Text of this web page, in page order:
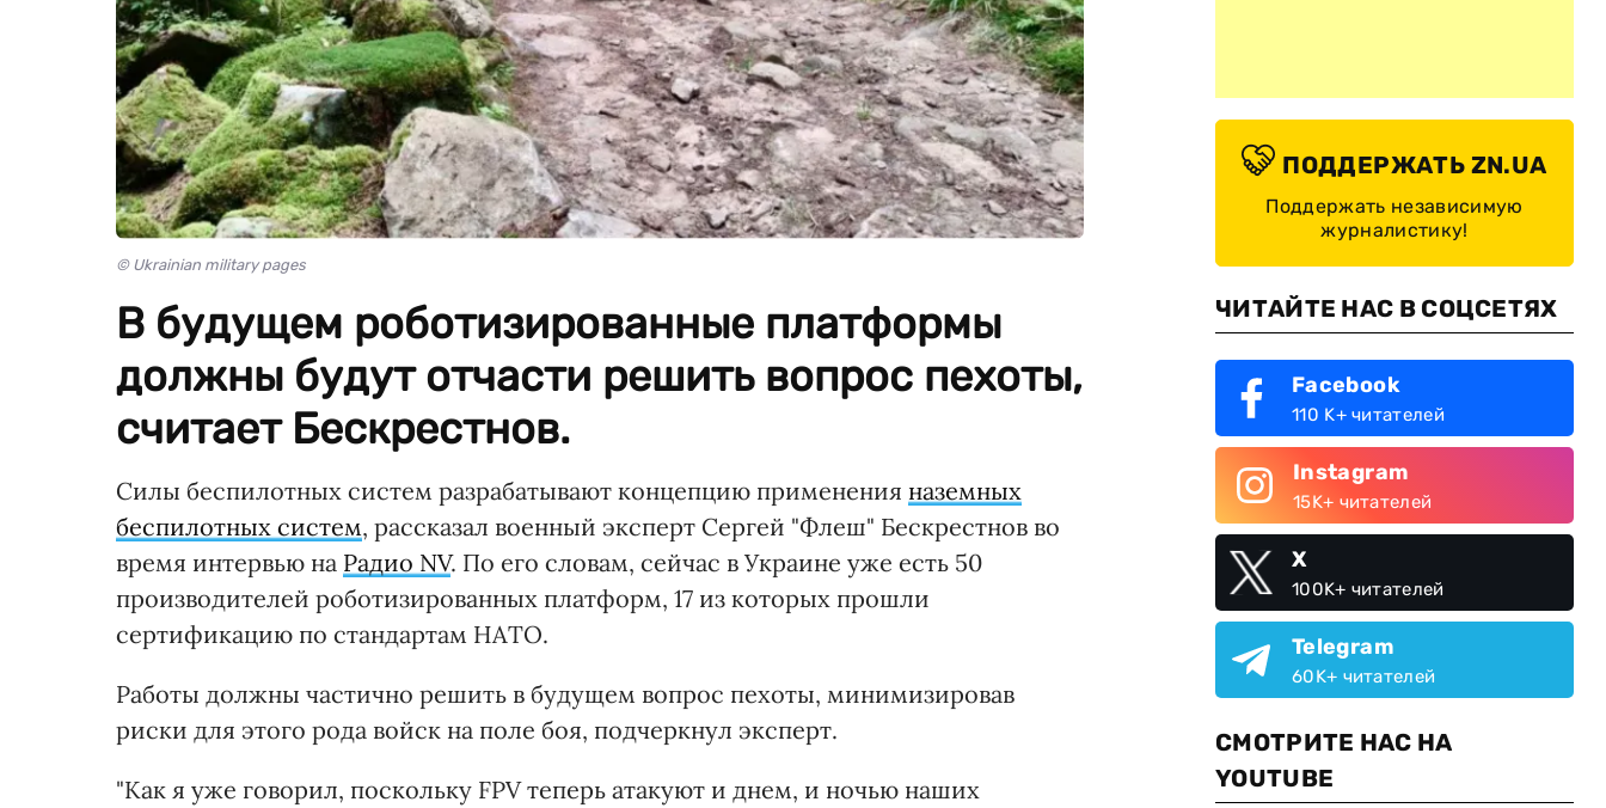
© Ukrainian military pages
В будущем роботизированные платформы
должны будут отчасти решить вопрос пехоты,
считает Бескрестнов.
Силы беспилотных систем разрабатывают концепцию применения наземных
беспилотных систем, рассказал военный эксперт Сергей "Флеш" Бескрестнов во
время интервью на Радио NV. По его словам, сейчас в Украине уже есть 50
производителей роботизированных платформ, 17 из которых прошли
сертификацию по стандартам НАТО.
Работы должны частично решить в будущем вопрос пехоты, минимизировав
риски для этого рода войск на поле боя, подчеркнул эксперт.
"Как я уже говорил, поскольку FPV теперь атакуют и днем, и ночью наших
ПОДДЕРЖАТЬ ZN.UA
Поддержать независимую
журналистику!
ЧИТАЙТЕ НАС В СОЦСЕТЯХ
Facebook
110 K+ читателей
Instagram
15K+ читателей
X
100K+ читателей
Telegram
60K+ читателей
СМОТРИТЕ НАС НА
YOUTUBE